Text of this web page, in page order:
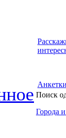
Поиск
Города